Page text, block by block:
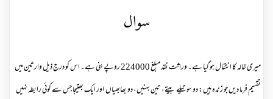
سوال
میری خالہ کا انتقال ہو گیا ہے۔ وراثت نقد مبلغ 224000 روپے بنی ہے۔ اس کو درج ذیل وارثین میں
تقسیم فرما دیں جو زندہ ہیں: دو سوتیلے بیتے، تین بہنیں، دو بھابھیاں اور ایک بھتیجا جس سے کوئی رابطہ نہیں